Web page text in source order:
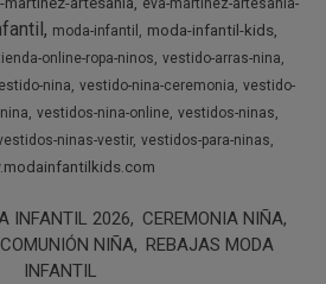
moda-infantil
moda-infantil-kids
online-ropa-ninos vestido-arras-nina
nina vestido-nina-ceremonia vestido-
vestidos-nina-online vestidos-ninas
ninas-vestir vestidos-para-ninas
INFANTIL 2026
CEREMONIA NIÑA
COMUNIÓN NIÑA REBAJAS MODA
INFANTIL